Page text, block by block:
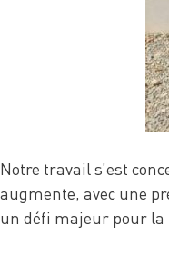
Notre travail s’est
augmente, avec une
un défi majeur pour la